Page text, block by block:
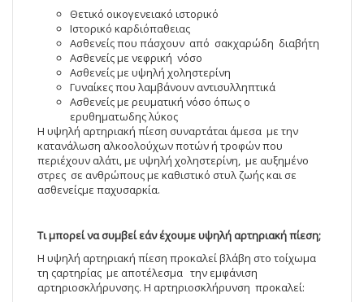
Θετικό οικογενειακό ιστορικό
Ιστορικό καρδιόπαθειας
Ασθενείς που πάσχουν από σακχαρώδη διαβήτη
Ασθενείς με νεφρική νόσο
Ασθενείς με υψηλή χοληστερίνη
Γυναίκες που λαμβάνουν αντισυλληπτικά
Ασθενείς με ρευματική νόσο όπως ο
ερυθηματωδης λύκος
Η υψηλή αρτηριακή πίεση συναρτάται άμεσα με την
κατανάλωση αλκοολούχων ποτών ή τροφών που
περιέχουν αλάτι, με υψηλή χοληστερίνη, με αυξημένο
στρες σε ανθρώπους με καθιστικό στυλ ζωής και σε
ασθενείςμε παχυσαρκία.
Τι μπορεί να συμβεί εάν έχουμε υψηλή αρτηριακή πίεση;
Η υψηλή αρτηριακή πίεση προκαλεί βλάβη στο τοίχωμα
τη ςαρτηρίας με αποτέλεσμα την εμφάνιση
αρτηριοσκλήρυνσης. Η αρτηριοσκλήρυνση προκαλεί: